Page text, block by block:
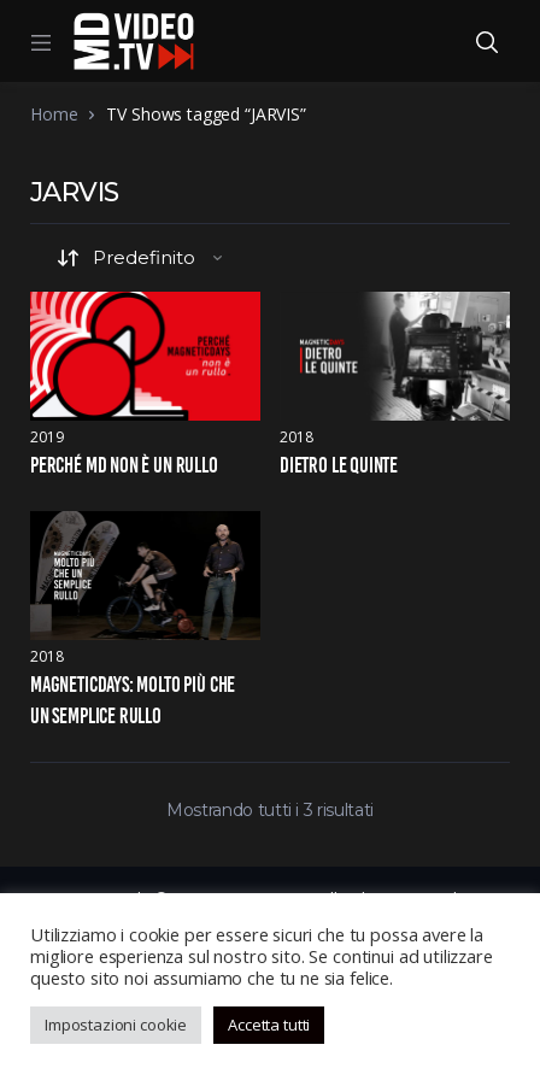
Home TV Shows tagged “JARVIS”
JARVIS
2019
PERCHÉ MD NON È UN RULLO
2018
DIETRO LE QUINTE
2018
MAGNETICDAYS: MOLTO PIÙ CHE
UN SEMPLICE RULLO
Mostrando tutti i 3 risultati
Copyright © 2021, MagneticDays. All Rights Reserved
Utilizziamo i cookie per essere sicuri che tu possa avere la
migliore esperienza sul nostro sito. Se continui ad utilizzare
questo sito noi assumiamo che tu ne sia felice.
Impostazioni cookie Accetta tutti